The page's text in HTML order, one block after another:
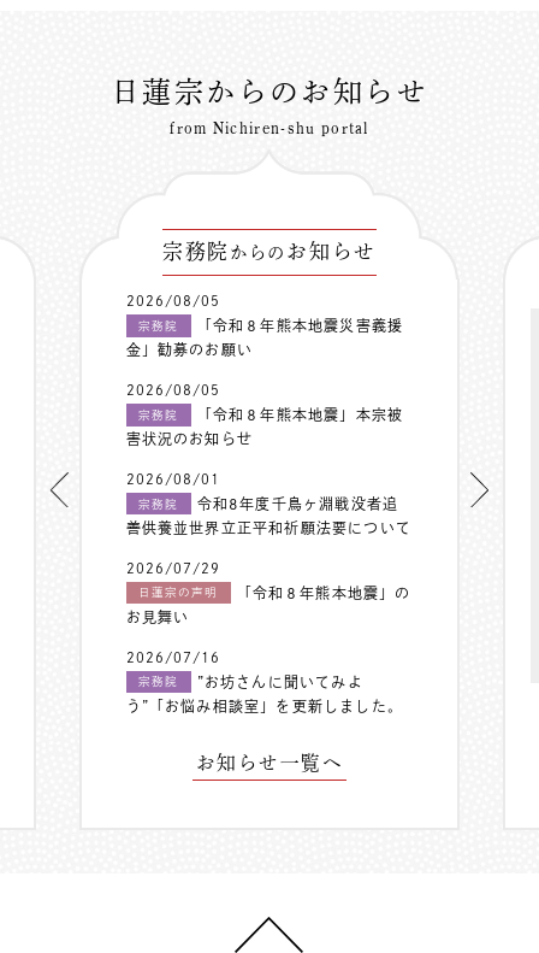
日蓮宗からのお知らせ
from Nichiren-shu portal
宗務院 からの お知らせ
2026/08/05
宗務院
「令和８年熊本地震災害義援
金」勧募のお願い
2026/08/05
宗務院
「令和８年熊本地震」本宗被
害状況のお知らせ
2026/08/01
宗務院
令和8年度千鳥ヶ淵戦没者追
善供養並世界立正平和祈願法要について
2026/07/29
日蓮宗の声明
「令和８年熊本地震」の
お見舞い
2026/07/16
宗務院
”お坊さんに聞いてみよ
う”「お悩み相談室」を更新しました。
お知らせ一覧へ